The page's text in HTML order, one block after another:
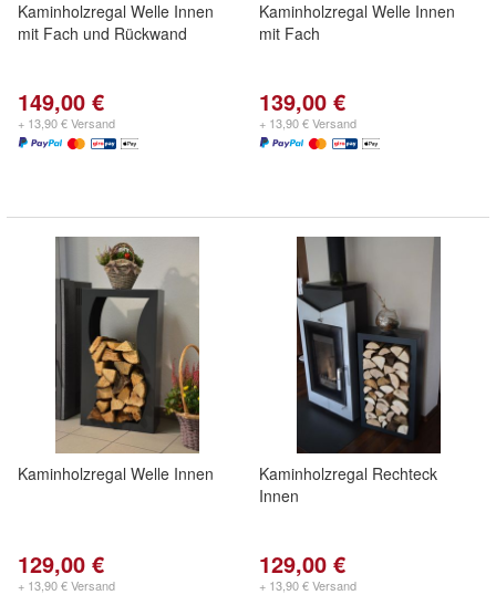
Kaminholzregal Welle Innen
mit Fach und Rückwand
149,00 €
+ 13,90 € Versand
Kaminholzregal Welle Innen
mit Fach
139,00 €
+ 13,90 € Versand
Kaminholzregal Welle Innen
129,00 €
+ 13,90 € Versand
Kaminholzregal Rechteck
Innen
129,00 €
+ 13,90 € Versand